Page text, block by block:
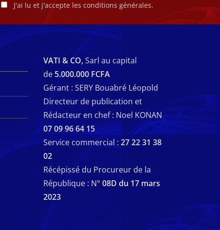
J'ai lu et j'accepte les conditions générales.
VATI & CO,Sarl au capital
de 5.000.000 FCFA
Gérant : SERY Bouabré Léopold
Directeur de publication et
Rédacteur en chef : Noel KONAN
07 09 96 64 15
Service commercial : 27 22 31 38
02
Récépissé du Procureur de la
République : N° 08D du 17 mars
2023